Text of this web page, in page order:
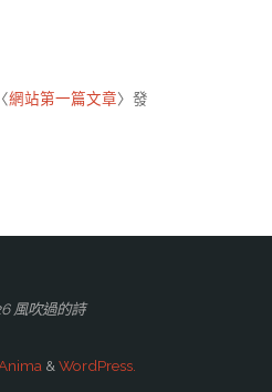
網站第一篇文章〉發
風吹過的詩
& WordPress.